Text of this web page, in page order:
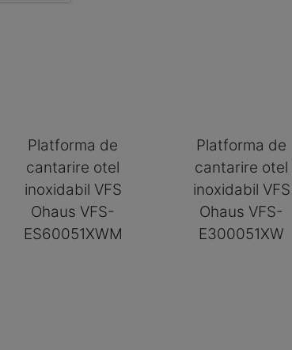
Platforma de
cantarire otel
inoxidabil VFS
Ohaus VFS-
ES60051XWM
Platforma de
cantarire otel
inoxidabil VFS
Ohaus VFS-
E300051XW